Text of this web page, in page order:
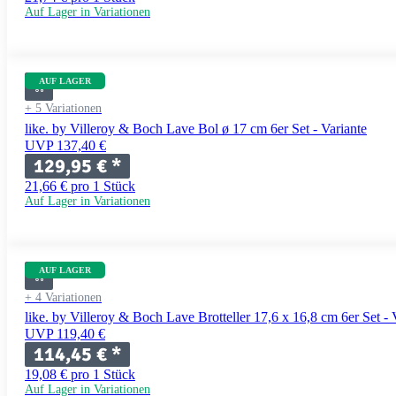
Auf Lager in Variationen
AUF LAGER
+ 5 Variationen
like. by Villeroy & Boch Lave Bol ø 17 cm 6er Set - Variante
UVP 137,40 €
129,95 € *
21,66 € pro 1 Stück
Auf Lager in Variationen
AUF LAGER
+ 4 Variationen
like. by Villeroy & Boch Lave Brotteller 17,6 x 16,8 cm 6er Set -
UVP 119,40 €
114,45 € *
19,08 € pro 1 Stück
Auf Lager in Variationen